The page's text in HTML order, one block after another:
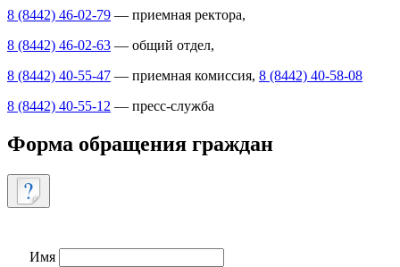
8 (8442) 46-02-79 — приемная ректора,
8 (8442) 46-02-63 — общий отдел,
8 (8442) 40-55-47 — приемная комиссия, 8 (8442) 40-58-08
8 (8442) 40-55-12 — пресс-служба
Форма обращения граждан
Имя